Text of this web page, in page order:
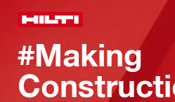
#Making